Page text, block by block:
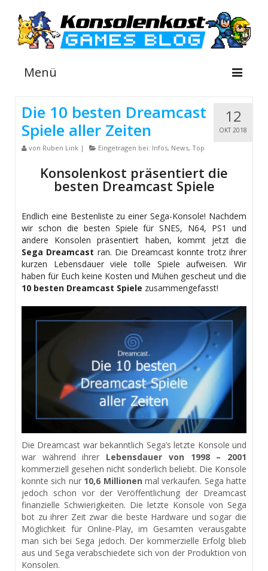
Menü
NEWS
INFOS
GUIDES
12
OKT 2018
Die 10 besten Dreamcast
Spiele aller Zeiten
von Ruben Link | Eingetragen bei: Infos, News, Top
Konsolenkost präsentiert die
besten Dreamcast Spiele
Endlich eine Bestenliste zu einer Sega-Konsole! Nachdem
wir schon die besten Spiele für SNES, N64, PS1 und
andere Konsolen präsentiert haben, kommt jetzt die
Sega Dreamcast ran. Die Dreamcast konnte trotz ihrer
kurzen Lebensdauer viele tolle Spiele aufweisen. Wir
haben für Euch keine Kosten und Mühen gescheut und die
10 besten Dreamcast Spiele zusammengefasst!
Die Dreamcast war bekanntlich Sega’s letzte Konsole und
war während ihrer Lebensdauer von 1998 – 2001
kommerziell gesehen nicht sonderlich beliebt. Die Konsole
konnte sich nur 10,6 Millionen mal verkaufen. Sega hatte
jedoch schon vor der Veröffentlichung der Dreamcast
finanzielle Schwierigkeiten. Die letzte Konsole von Sega
bot zu ihrer Zeit zwar die beste Hardware und sogar die
Möglichkeit für Online-Play, im Gesamten verausgabte
man sich bei Sega jedoch. Der kommerzielle Erfolg blieb
aus und Sega verabschiedete sich von der Produktion von
Konsolen.